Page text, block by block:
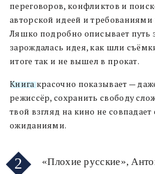
переговоров, конфликтов и
авторской идеей и
Ляшко подробно описывает путь
зарождалась идея, как шли
итоге так и не вышел в прокат.
Книгакрасочно показывает —
режиссёр, сохранить свободу
твой взгляд на кино не
ожиданиями.
2 «Плохие русские»,